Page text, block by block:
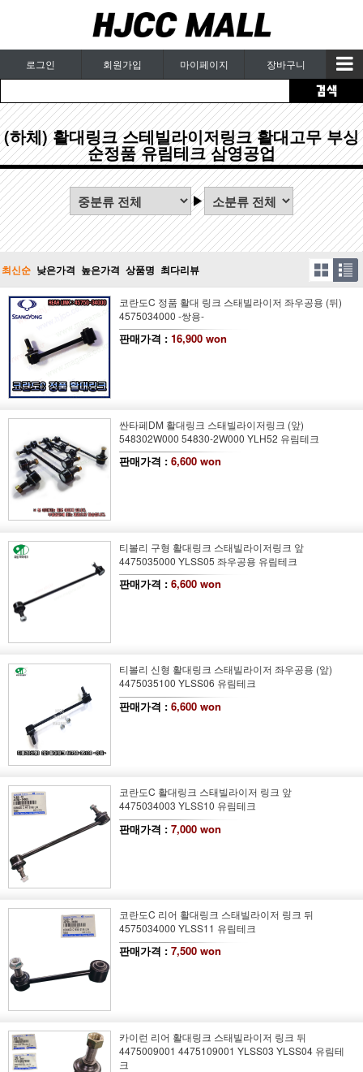
로그인 회원가입 마이페이지 장바구니
(하체) 활대링크 스테빌라이저링크 활대고무 부싱
순정품 유림테크 삼영공업
최신순 낮은가격 높은가격 상품명 최다리뷰
코란도C 정품 활대 링크 스태빌라이저 좌우공용 (뒤)
4575034000 -쌍용-
판매가격 : 16,900 won
싼타페DM 활대링크 스태빌라이저링크 (앞)
548302W000 54830-2W000 YLH52 유림테크
판매가격 : 6,600 won
티볼리 구형 활대링크 스태빌라이저링크 앞
4475035000 YLSS05 좌우공용 유림테크
판매가격 : 6,600 won
티볼리 신형 활대링크 스태빌라이저 좌우공용 (앞)
4475035100 YLSS06 유림테크
판매가격 : 6,600 won
코란도C 활대링크 스태빌라이저 링크 앞
4475034003 YLSS10 유림테크
판매가격 : 7,000 won
코란도C 리어 활대링크 스태빌라이저 링크 뒤
4575034000 YLSS11 유림테크
판매가격 : 7,500 won
카이런 리어 활대링크 스태빌라이저 링크 뒤
4475009001 4475109001 YLSS03 YLSS04 유림테
크